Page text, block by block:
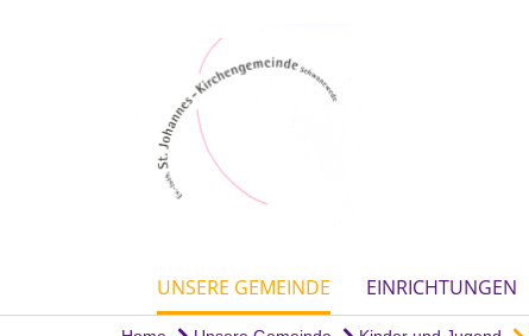
UNSERE GEMEINDE EINRICHTUNGEN